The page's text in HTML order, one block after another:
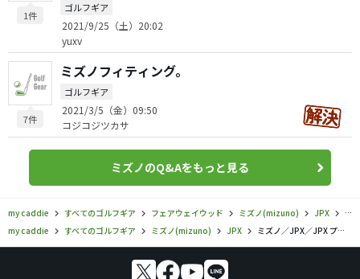
1件
ゴルフギア
2021/9/25（土）20:02
yuxv
7件
ミズノフィティング。
ゴルフギア
2021/3/5（金）09:50
コジコジツカサ
ミズノのQ&Aをもっと見る
my caddie すべてのゴルフギア フェアウェイウッド ミズノ(mizuno) JPX
ミ
my caddie
すべてのゴルフギア ミズノ(mizuno) JPX ミズノ／JPX／JPX プレミアムライト フェアウェイウッドの口コミ評価